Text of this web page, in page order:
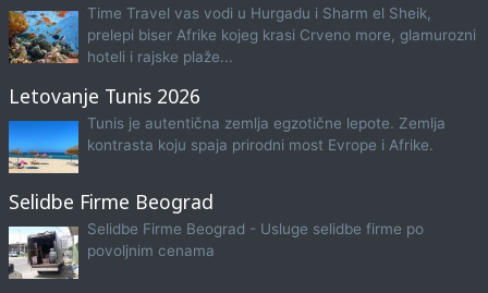
Time Travel vas vodi u Hurgadu i Sharm el Sheik,
prelepi biser Afrike kojeg krasi Crveno more, glamurozni
hoteli i rajske plaže...
Letovanje Tunis 2026
Tunis je autentična zemlja egzotične lepote. Zemlja
kontrasta koju spaja prirodni most Evrope i Afrike.
Selidbe Firme Beograd
Selidbe Firme Beograd - Usluge selidbe firme po
povoljnim cenama